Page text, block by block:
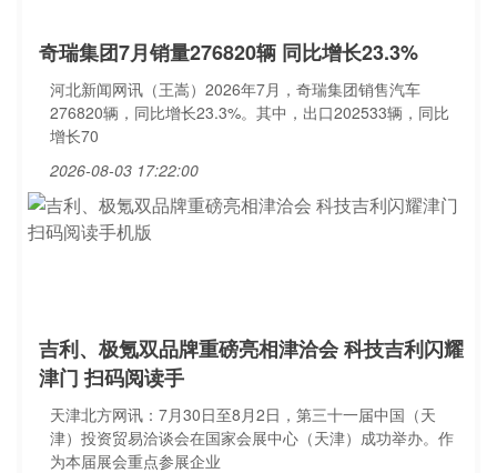
奇瑞集团7月销量276820辆 同比增长23.3%
河北新闻网讯（王嵩）2026年7月，奇瑞集团销售汽车
276820辆，同比增长23.3%。其中，出口202533辆，同比
增长70
2026-08-03 17:22:00
吉利、极氪双品牌重磅亮相津洽会 科技吉利闪耀
津门 扫码阅读手
天津北方网讯：7月30日至8月2日，第三十一届中国（天
津）投资贸易洽谈会在国家会展中心（天津）成功举办。作
为本届展会重点参展企业